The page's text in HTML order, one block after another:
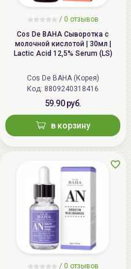
/ 0 отзывов
Cos De BAHA Сыворотка с
молочной кислотой | 30мл |
Lactic Acid 12,5% Serum (LS)
Cos De BAHA (Корея)
Код: 8809240318416
59.90 руб.
в корзину
/ 0 отзывов